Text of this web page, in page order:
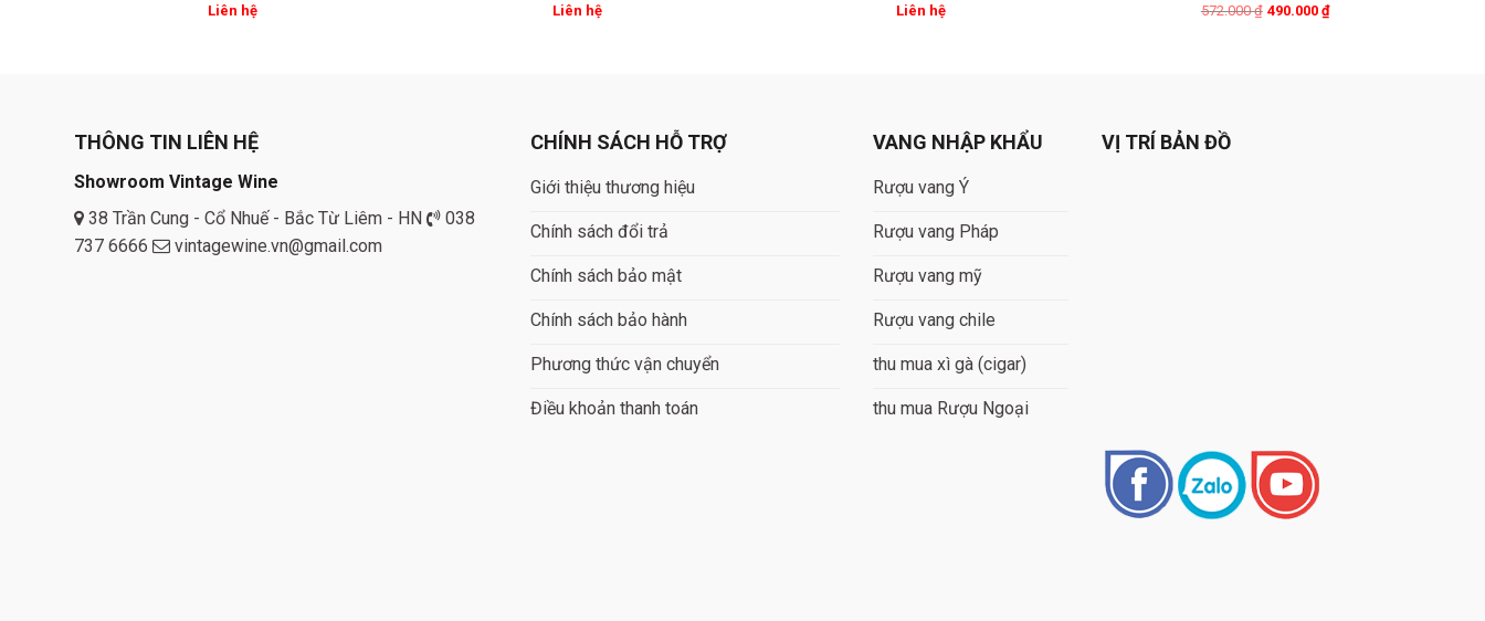
Liên hệ Liên hệ Liên hệ 572.000₫
Original
490.000 ₫
Current
THÔNG TIN LIÊN HỆ
Showroom Vintage Wine
38 Trần Cung - Cổ Nhuế - Bắc Từ Liêm - HN
038
737 6666
vintagewine.vn@gmail.com
CHÍNH SÁCH HỖ TRỢ
Giới thiệu thương hiệu
Chính sách đổi trả
Chính sách bảo mật
Chính sách bảo hành
Phương thức vận chuyển
Điều khoản thanh toán
VANG NHẬP KHẨU
Rượu vang Ý
Rượu vang Pháp
Rượu vang mỹ
Rượu vang chile
thu mua xì gà (cigar)
thu mua Rượu Ngoại
VỊ TRÍ BẢN ĐỒ